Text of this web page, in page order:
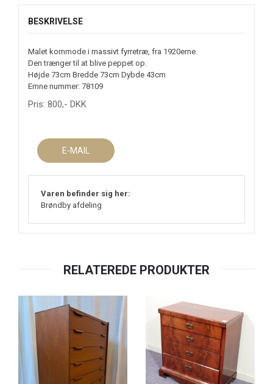
BESKRIVELSE
Malet kommode i massivt fyrretræ, fra 1920erne.
Den trænger til at blive peppet op.
Højde 73cm Bredde 73cm Dybde 43cm
Emne nummer: 78109
Pris: 800,- DKK
E-MAIL
Varen befinder sig her:
Brøndby afdeling
RELATEREDE PRODUKTER